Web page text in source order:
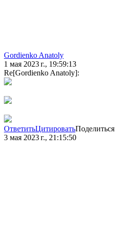
Gordienko Anatoly
1 мая 2023 г., 19:59:13
Re[Gordienko Anatoly]:
ОтветитьЦитироватьПоделиться
3 мая 2023 г., 21:15:50